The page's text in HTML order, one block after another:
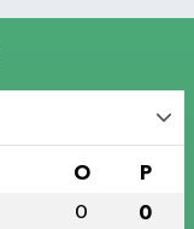
O P
0 0